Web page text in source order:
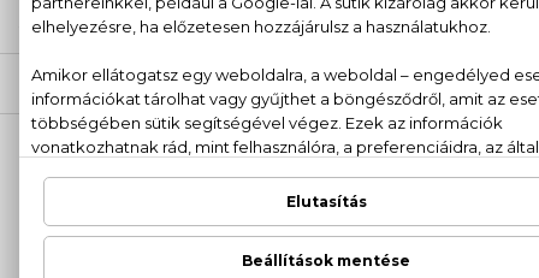
SZÁLLÍTÁS
NEKED AJÁNLJUK